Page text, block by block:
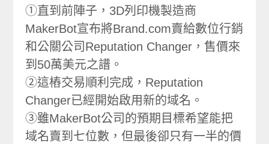
①直到前陣子，3D列印機製造商
MakerBot宣布將Brand.com賣給數位行銷
和公關公司Reputation Changer，售價來
到50萬美元之譜。
②這樁交易順利完成，Reputation
Changer已經開始啟用新的域名。
③雖MakerBot公司的預期目標希望能把
域名賣到七位數，但最後卻只有一半的價